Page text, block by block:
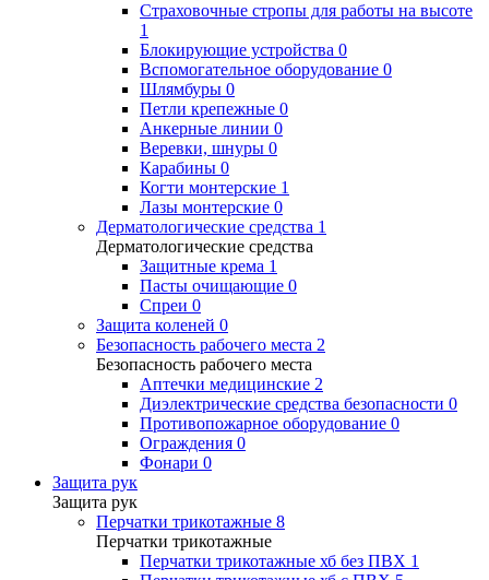
Страховочные стропы для работы на высоте
1
Блокирующие устройства 0
Вспомогательное оборудование 0
Шлямбуры 0
Петли крепежные 0
Анкерные линии 0
Веревки, шнуры 0
Карабины 0
Когти монтерские 1
Лазы монтерские 0
Дерматологические средства 1
Дерматологические средства
Защитные крема 1
Пасты очищающие 0
Спреи 0
Защита коленей 0
Безопасность рабочего места 2
Безопасность рабочего места
Аптечки медицинские 2
Диэлектрические средства безопасности 0
Противопожарное оборудование 0
Ограждения 0
Фонари 0
Защита рук
Защита рук
Перчатки трикотажные 8
Перчатки трикотажные
Перчатки трикотажные хб без ПВХ 1